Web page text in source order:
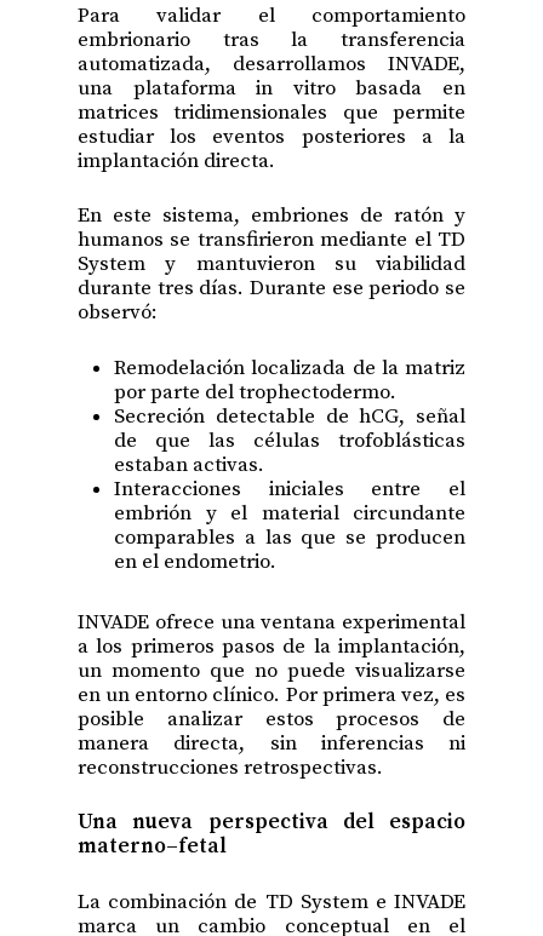
Para validar el comportamiento
embrionario tras la transferencia
automatizada, desarrollamos INVADE,
una plataforma in vitro basada en
matrices tridimensionales que permite
estudiar los eventos posteriores a la
implantación directa.
En este sistema, embriones de ratón y
humanos se transfirieron mediante el TD
System y mantuvieron su viabilidad
durante tres días. Durante ese periodo se
observó:
Remodelación localizada de la matriz
por parte del trophectodermo.
Secreción detectable de hCG, señal
de que las células trofoblásticas
estaban activas.
Interacciones iniciales entre el
embrión y el material circundante
comparables a las que se producen
en el endometrio.
INVADE ofrece una ventana experimental
a los primeros pasos de la implantación,
un momento que no puede visualizarse
en un entorno clínico. Por primera vez, es
posible analizar estos procesos de
manera directa, sin inferencias ni
reconstrucciones retrospectivas.
Una nueva perspectiva del espacio
materno–fetal
La combinación de TD System e INVADE
marca un cambio conceptual en el